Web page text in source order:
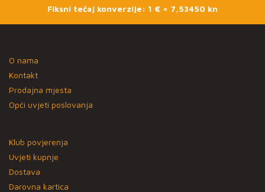
Fiksni tečaj konverzije: 1 € = 7,53450 kn
O nama
Kontakt
Prodajna mjesta
Opći uvjeti poslovanja
Klub povjerenja
Uvjeti kupnje
Dostava
Darovna kartica